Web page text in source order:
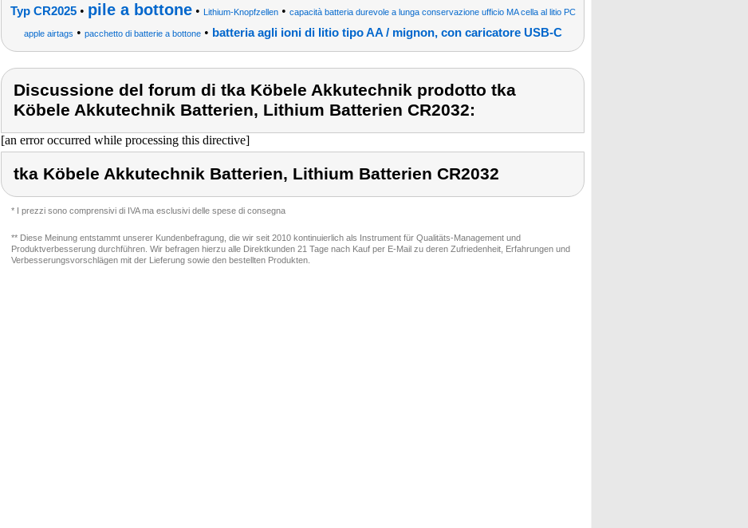
Typ CR2025• pile a bottone• Lithium-Knopfzellen• capacità batteria durevole a lunga conservazione ufficio MA cella al litio PC
apple airtags • pacchetto di batterie a bottone• batteria agli ioni di litio tipo AA / mignon, con caricatore USB-C
Discussione del forum di tka Köbele Akkutechnik prodotto tka
Köbele Akkutechnik Batterien, Lithium Batterien CR2032:
[an error occurred while processing this directive]
tka Köbele Akkutechnik Batterien, Lithium Batterien CR2032
* I prezzi sono comprensivi di IVA ma esclusivi delle spese di consegna
** Diese Meinung entstammt unserer Kundenbefragung, die wir seit 2010 kontinuierlich als Instrument für Qualitäts-Management und
Produktverbesserung durchführen. Wir befragen hierzu alle Direktkunden 21 Tage nach Kauf per E-Mail zu deren Zufriedenheit, Erfahrungen und
Verbesserungsvorschlägen mit der Lieferung sowie den bestellten Produkten.